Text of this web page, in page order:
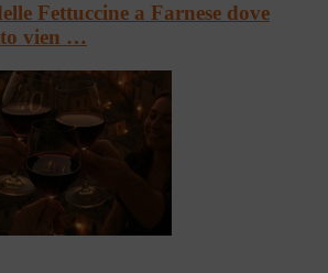
Fettuccine a Farnese dove
vien …